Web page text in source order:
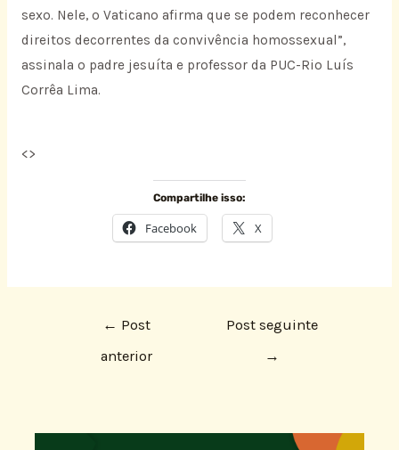
sexo. Nele, o Vaticano afirma que se podem reconhecer
direitos decorrentes da convivência homossexual”,
assinala o padre jesuíta e professor da PUC-Rio Luís
Corrêa Lima.
<>
Compartilhe isso:
Facebook X
← Post
anterior
Post seguinte
→